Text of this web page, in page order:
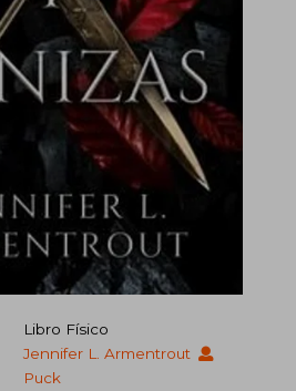
Libro Físico
Jennifer L. Armentrout
Puck